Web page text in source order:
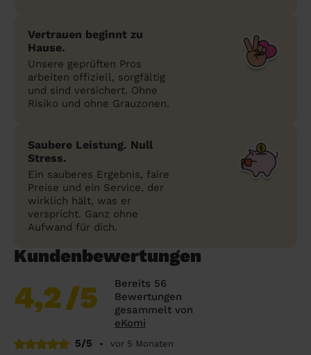
Vertrauen beginnt zu
Hause.
Unsere geprüften Pros
arbeiten offiziell, sorgfältig
und sind versichert. Ohne
Risiko und ohne Grauzonen.
Saubere Leistung. Null
Stress.
Ein sauberes Ergebnis, faire
Preise und ein Service, der
wirklich hält, was er
verspricht. Ganz ohne
Aufwand für dich.
Kundenbewertungen
4,2/5
Bereits 56
Bewertungen
gesammelt von
eKomi
5/5
•
vor 5 Monaten